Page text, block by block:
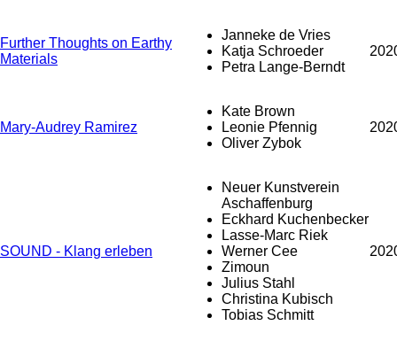
Further Thoughts on Earthy
Materials
Janneke de Vries
Katja Schroeder
Petra Lange-Berndt
Mary-Audrey Ramirez
Kate Brown
Leonie Pfennig
Oliver Zybok
SOUND - Klang erleben
Neuer Kunstverein
Aschaffenburg
Eckhard Kuchenbecker
Lasse-Marc Riek
Werner Cee
Zimoun
Julius Stahl
Christina Kubisch
Tobias Schmitt